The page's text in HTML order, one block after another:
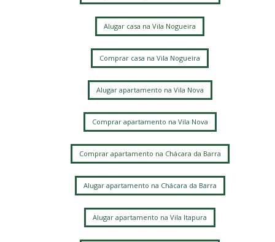
Alugar casa na Vila Nogueira
Comprar casa na Vila Nogueira
Alugar apartamento na Vila Nova
Comprar apartamento na Vila Nova
Comprar apartamento na Chácara da Barra
Alugar apartamento na Chácara da Barra
Alugar apartamento na Vila Itapura